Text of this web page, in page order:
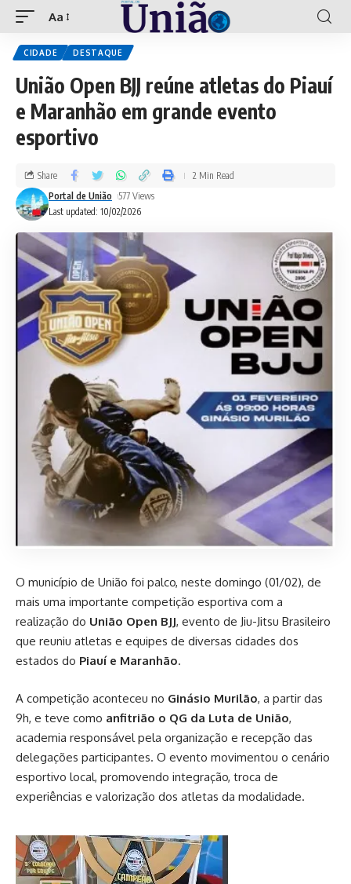
Aa
CIDADE DESTAQUE
União Open BJJ reúne atletas do Piauí
e Maranhão em grande evento
esportivo
Last updated: 10/02/2026
Portal de União 577 Views
Share 2 Min Read
O município de União foi palco, neste domingo (01/02), de
mais uma importante competição esportiva com a
realização do União Open BJJ, evento de Jiu-Jitsu Brasileiro
que reuniu atletas e equipes de diversas cidades dos
estados do Piauí e Maranhão.
A competição aconteceu no Ginásio Murilão, a partir das
9h, e teve como anfitrião o QG da Luta de União,
academia responsável pela organização e recepção das
delegações participantes. O evento movimentou o cenário
esportivo local, promovendo integração, troca de
experiências e valorização dos atletas da modalidade.